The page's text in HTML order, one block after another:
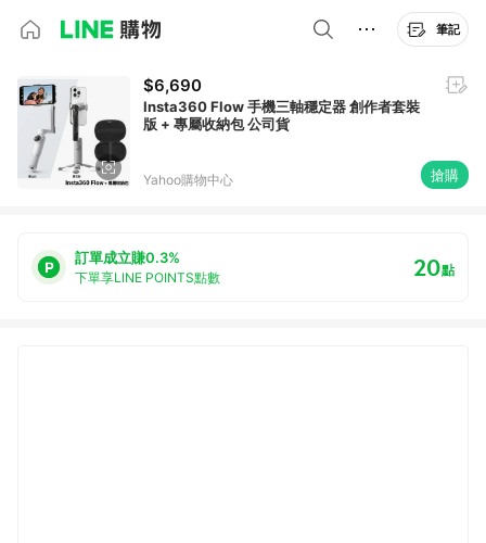
筆記
$6,690
Insta360 Flow 手機三軸穩定器 創作者套裝
版 + 專屬收納包 公司貨
Yahoo購物中心 搶購
訂單成立賺0.3%
下單享LINE POINTS點數 20點